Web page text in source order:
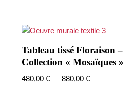
Tableau tissé Floraison –
Collection « Mosaïques »
480,00 € – 880,00 €